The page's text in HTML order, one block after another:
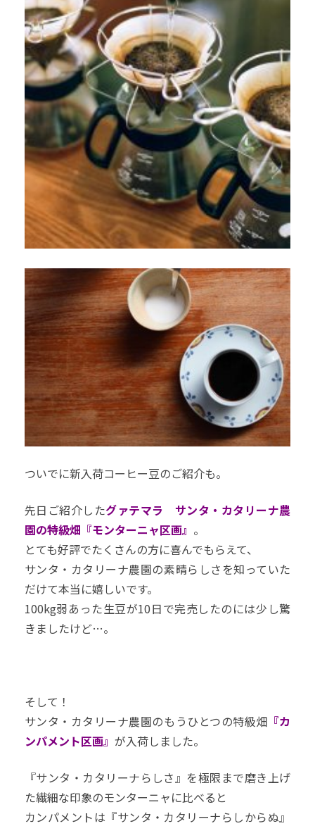
ついでに新入荷コーヒー豆のご紹介も。
先日ご紹介したグァテマラ サンタ・カタリーナ農
園の特級畑『モンターニャ区画』 。
とても好評でたくさんの方に喜んでもらえて、
サンタ・カタリーナ農園の素晴らしさを知っていた
だけて本当に嬉しいです。
100kg弱あった生豆が10日で完売したのには少し驚
きましたけど…。
そして！
サンタ・カタリーナ農園のもうひとつの特級畑 『カ
ンパメント区画』 が入荷しました。
『サンタ・カタリーナらしさ』を極限まで磨き上げ
た繊細な印象のモンターニャに比べると
カンパメントは『サンタ・カタリーナらしからぬ』